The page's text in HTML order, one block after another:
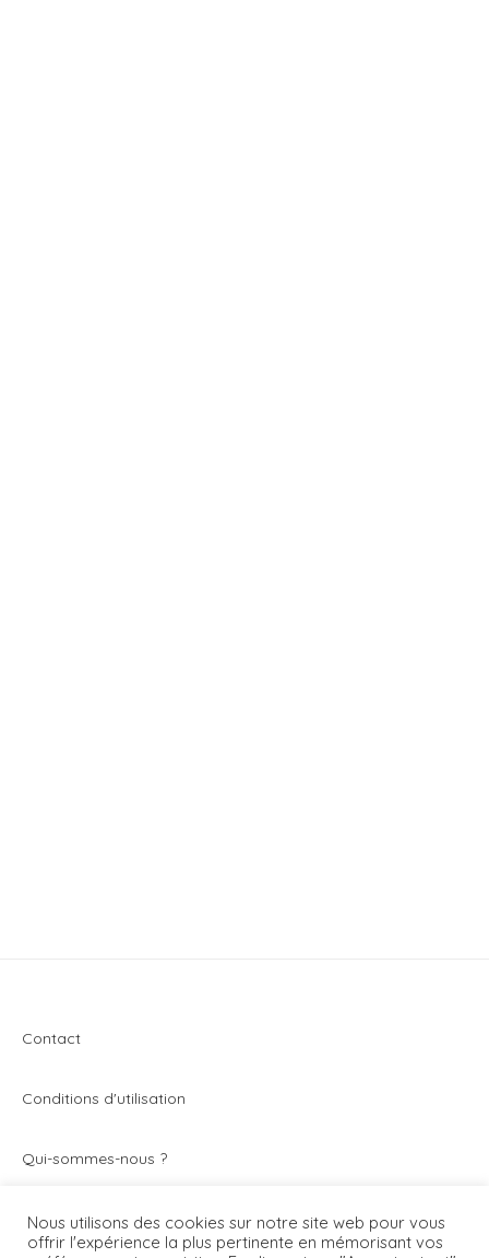
Contact
Conditions d'utilisation
Qui-sommes-nous ?
Vivez toute l’actualité du secteur de la montre et de
l’horlogerie avec Montrezine.com. Le blog - magazine
Nous utilisons des cookies sur notre site web pour vous
offrir l'expérience la plus pertinente en mémorisant vos